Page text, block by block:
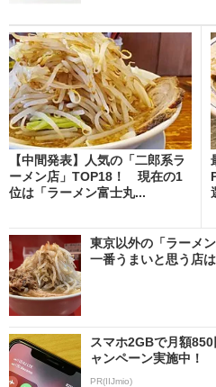
【中間発表】人気の「二郎系ラ
ーメン店」TOP18！ 現在の1
位は「ラーメン富士丸...
東京以外の「ラーメ
一番うまいと思う店
スマホ2GBで月額
ャンペーン実施中！
PR(IIJmio)